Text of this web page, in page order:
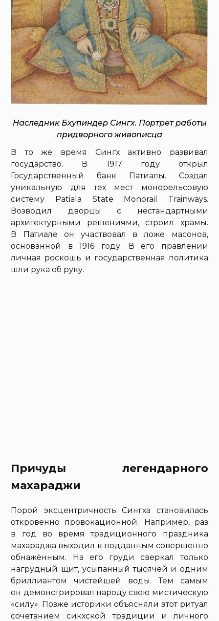
Наследник Бхупиндер Сингх. Портрет работы
придворного живописца
В то же время Сингх активно развивал
государство. В 1917 году открыл
Государственный банк Патиалы. Создал
уникальную для тех мест монорельсовую
систему Patiala State Monorail Trainways.
Возводил дворцы с нестандартными
архитектурными решениями, строил храмы.
В Патиале он участвовал в ложе масонов,
основанной в 1916 году. В его правлении
личная роскошь и государственная политика
шли рука об руку.
Причуды легендарного
махараджи
Порой эксцентричность Сингха становилась
откровенно провокационной. Например, раз
в год во время традиционного праздника
махараджа выходил к подданным совершенно
обнажённым. На его груди сверкал только
нагрудный щит, усыпанный тысячей и одним
бриллиантом чистейшей воды. Тем самым
он демонстрировал народу свою мистическую
«силу». Позже историки объясняли этот ритуал
сочетанием сикхской традиции и личного